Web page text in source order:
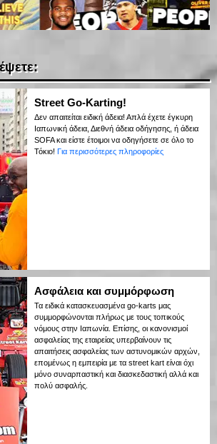
Street Go-Karting!
Δεν απαιτείται ειδική άδεια! Απλά έχετε έγκυρη
Ιαπωνική άδεια, Διεθνή άδεια οδήγησης, ή άδεια
SOFA και είστε έτοιμοι να οδηγήσετε σε όλο το
Τόκιο! Για περισσότερες πληροφορίες
Ασφάλεια και συμμόρφωση
Τα ειδικά κατασκευασμένα go-karts μας
συμμορφώνονται πλήρως με τους τοπικούς
νόμους στην Ιαπωνία. Επίσης, οι κανονισμοί
ασφαλείας της εταιρείας υπερβαίνουν τις
απαιτήσεις ασφαλείας των αστυνομικών αρχών,
επομένως η εμπειρία με τα street kart είναι όχι
μόνο συναρπαστική και διασκεδαστική αλλά και
πολύ ασφαλής.